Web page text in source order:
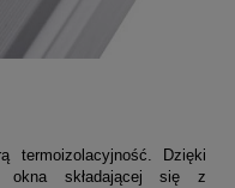
termoizolacyjność. Dzięki
okna składającej się z